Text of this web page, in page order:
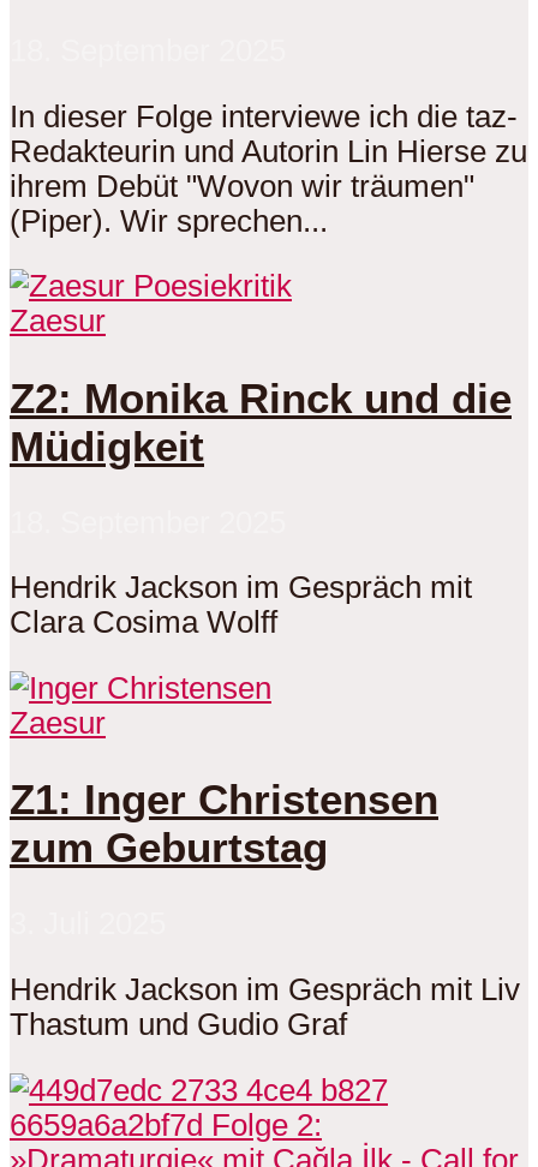
In dieser Folge interviewe ich die taz-
Redakteurin und Autorin Lin Hierse zu
ihrem Debüt "Wovon wir träumen"
(Piper). Wir sprechen...
Zaesur
Z2: Monika Rinck und die
Müdigkeit
Hendrik Jackson im Gespräch mit
Clara Cosima Wolff
Zaesur
Z1: Inger Christensen
zum Geburtstag
Hendrik Jackson im Gespräch mit Liv
Thastum und Gudio Graf